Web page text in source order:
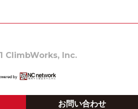
お問い合わせ
ClimbWorks, Inc.